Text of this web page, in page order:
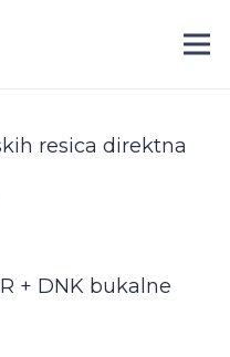
resica direktna
+ DNK bukalne